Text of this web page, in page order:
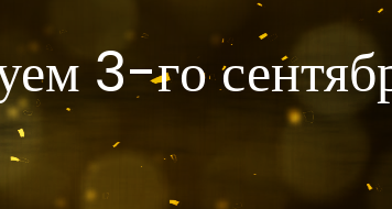
16 Ци Мэнь Чтение Жизни видео 15
3-го